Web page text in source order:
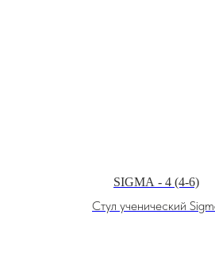
SIGMA - 4 (4-6)
Стул ученический